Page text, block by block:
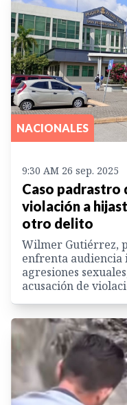
NACIONALES
9:30 AM 26 sep. 2025
Caso padrastro
violación a
otro delito
Wilmer Gutiérrez,
enfrenta audiencia
agresiones
acusación de